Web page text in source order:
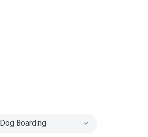
Dog Boarding